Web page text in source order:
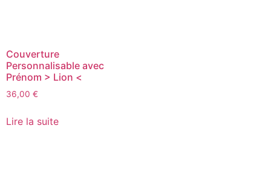
Couverture
Personnalisable avec
Prénom > Lion <
36,00 €
Lire la suite